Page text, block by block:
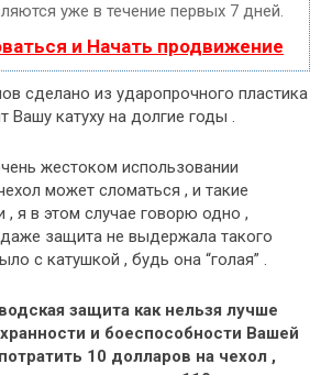
уже в течение первых 7 дней.
и Начать продвижение
сделано из ударопрочного пластика
Вашу катуху на долгие годы .
жестоком использовании
может сломаться , и такие
, я в этом случае говорю одно ,
даже защита не выдержала такого
с катушкой , будь она “голая” .
защита как нельзя лучше
и боеспособности Вашей
10 долларов на чехол ,